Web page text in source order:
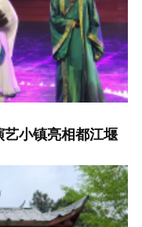
小镇亮相都江堰